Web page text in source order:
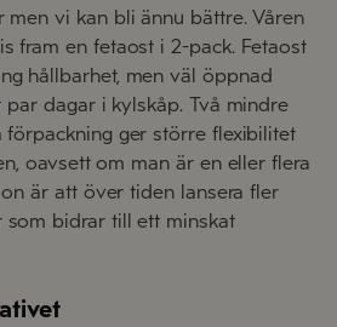
men vi kan bli ännu bättre. Våren
fram en fetaost i 2-pack. Fetaost
hållbarhet, men väl öppnad
dagar i kylskåp. Två mindre
förpackning ger större flexibilitet
oavsett om man är en eller flera
är att över tiden lansera fler
som bidrar till ett minskat